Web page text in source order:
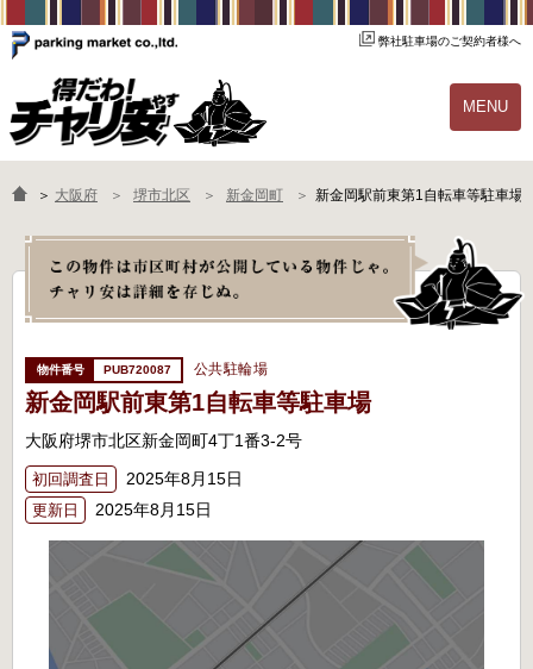
弊社駐車場のご契約者様へ
MENU
物件一覧 ご契約の流れ
よくあるご質問 駐輪場オーナー様へ
＞ 大阪府 堺市北区 新金岡町 新金岡駅前東第1自転車等駐車場
PUB720087 公共駐輪場
新金岡駅前東第1自転車等駐車場
大阪府堺市北区新金岡町4丁1番3-2号
初回調査日 2025年8月15日
更新日 2025年8月15日